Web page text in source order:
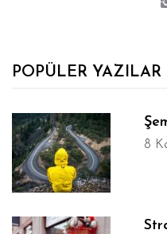
POPÜLER YAZILAR
8